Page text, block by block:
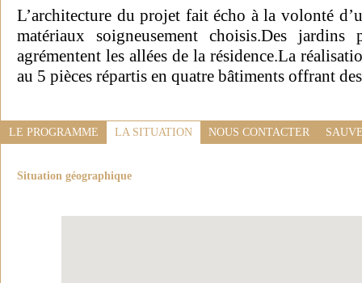
L’architecture du projet fait écho à la volonté
matériaux soigneusement choisis.Des
agrémentent les allées de la résidence.La
au 5 pièces répartis en quatre bâtiments offrant
LE PROGRAMME LA SITUATION NOUS CONTACTER
Situation géographique